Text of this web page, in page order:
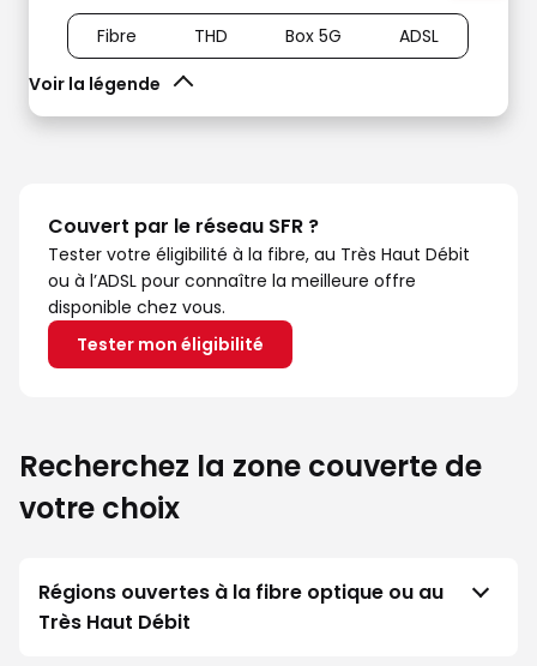
Voir la légende
Fibre THD Box 5G ADSL
Couvert par le réseau SFR ?
Tester votre éligibilité à la fibre, au Très Haut Débit
ou à l’ADSL pour connaître la meilleure offre
disponible chez vous.
Tester mon éligibilité
Recherchez la zone couverte de
votre choix
Régions ouvertes à la fibre optique ou au
Très Haut Débit